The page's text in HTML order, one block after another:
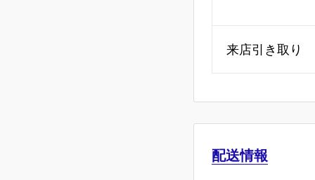
来店引き取り
配送情報